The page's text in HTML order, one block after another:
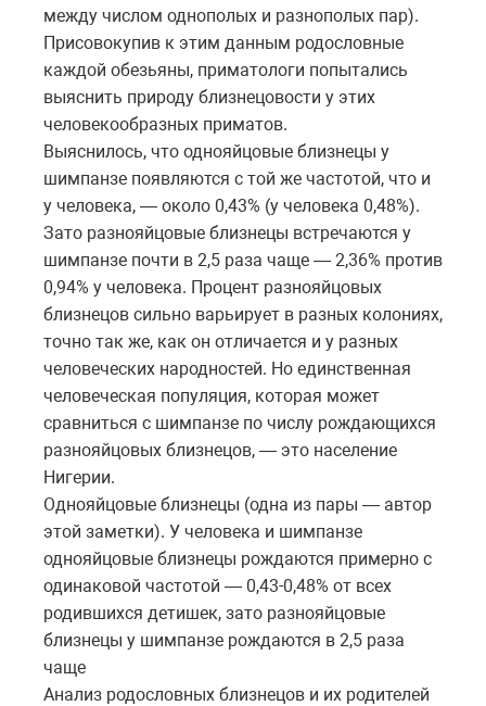
между числом однополых и разнополых пар).
Присовокупив к этим данным родословные
каждой обезьяны, приматологи попытались
выяснить природу близнецовости у этих
человекообразных приматов.
Выяснилось, что однояйцовые близнецы у
шимпанзе появляются с той же частотой, что и
у человека, — около 0,43% (у человека 0,48%).
Зато разнояйцовые близнецы встречаются у
шимпанзе почти в 2,5 раза чаще — 2,36% против
0,94% у человека. Процент разнояйцовых
близнецов сильно варьирует в разных колониях,
точно так же, как он отличается и у разных
человеческих народностей. Но единственная
человеческая популяция, которая может
сравниться с шимпанзе по числу рождающихся
разнояйцовых близнецов, — это население
Нигерии.
Однояйцовые близнецы (одна из пары — автор
этой заметки). У человека и шимпанзе
однояйцовые близнецы рождаются примерно с
одинаковой частотой — 0,43-0,48% от всех
родившихся детишек, зато разнояйцовые
близнецы у шимпанзе рождаются в 2,5 раза
чаще
Анализ родословных близнецов и их родителей